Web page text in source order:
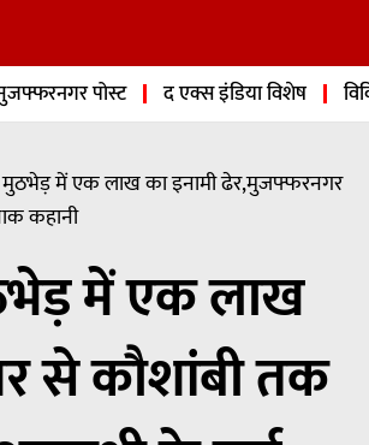
पोस्ट द एक्स इंडिया विशेष
में एक लाख का इनामी ढेर,मुजफ्फरनगर
कहानी
में एक लाख
से कौशांबी तक